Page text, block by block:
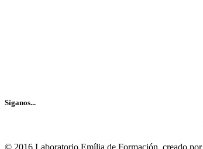
Síganos...
© 2016 Laboratorio Emília de Formación, creado por